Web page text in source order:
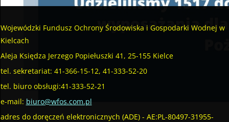
Wojewódzki Fundusz Ochrony
Wojewódzki Fundusz Ochrony Środowiska i Gospodarki Wodnej w
Kielcach
Aleja Księdza Jerzego Popiełuszki 41, 25-155 Kielce
tel. sekretariat: 41-366-15-12, 41-333-52-20
tel. biuro obsługi:41-333-52-21
e-mail: biuro@wfos.com.pl
adres do doręczeń elektronicznych (ADE) - AE:PL-80497-31955-